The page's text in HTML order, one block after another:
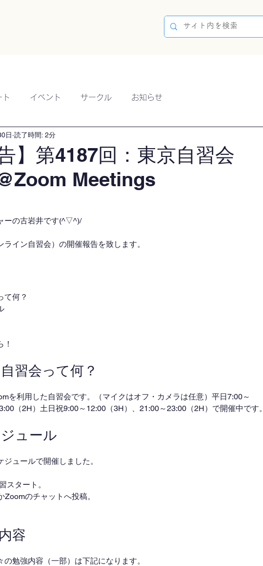
ト イベント サークル お知らせ
】第4187回：東京自習会
Meetings
日 読了時間: 2分
ーの古岩井です(^▽^)/
イン自習会）の開催報告を致します。
て何？
習会って何？
を利用した自習会です。（マイクはオフ・カメラは任意）平日7:00～
（2H）土日祝9:00～12:00（3H）、21:00～23:00（2H）で開催中です。
ュール
ュールで開催しました。
スタート。
のチャットへ投稿。
容
勉強内容（一部）は下記になります。